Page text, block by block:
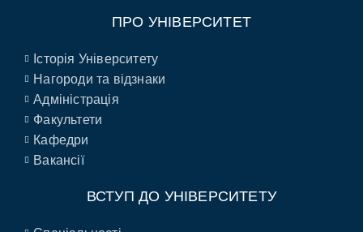
ПРО УНІВЕРСИТЕТ
Історія Університету
Нагороди та відзнаки
Адміністрація
Факультети
Кафедри
Вакансії
ВСТУП ДО УНІВЕРСИТЕТУ